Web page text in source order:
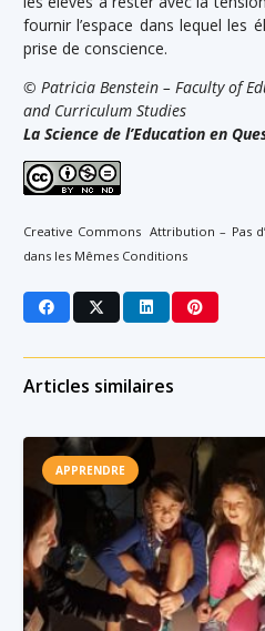
fournir l’espace dans lequel les
prise de conscience.
© Patricia Benstein – Faculty of
and Curriculum Studies
La Science de l’Education en
Creative Commons Attribution – Pas
dans les Mêmes Conditions
Articles similaires
APPRENDRE